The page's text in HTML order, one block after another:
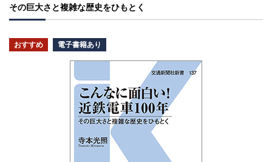
その巨大さと複雑な歴史をひもとく
おすすめ 電子書籍あり